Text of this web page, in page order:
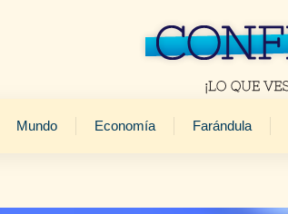
Mundo Economía Farándula